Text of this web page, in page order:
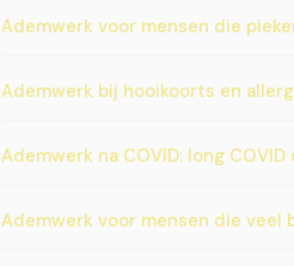
Ademwerk voor mensen die
Ademwerk bij hooikoorts en
Ademwerk na COVID: long
Ademwerk voor mensen die veel